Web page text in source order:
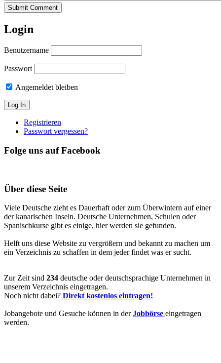
Submit Comment
Login
Benutzername
Passwort
Angemeldet bleiben
Registrieren
Passwort vergessen?
Folge uns auf Facebook
Über diese Seite
Viele Deutsche zieht es Dauerhaft oder zum Überwintern auf einer
der kanarischen Inseln. Deutsche Unternehmen, Schulen oder
Spanischkurse gibt es einige, hier werden sie gefunden.
Helft uns diese Website zu vergrößern und bekannt zu machen um
ein Verzeichnis zu schaffen in dem jeder findet was er sucht.
Zur Zeit sind 234 deutsche oder deutschsprachige Unternehmen in
unserem Verzeichnis eingetragen.
Noch nicht dabei? Direkt kostenlos eintragen!
Jobangebote und Gesuche können in derJobbörse eingetragen
werden.